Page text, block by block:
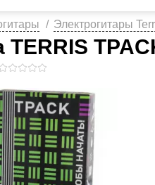
Электрогитары
TERRIS